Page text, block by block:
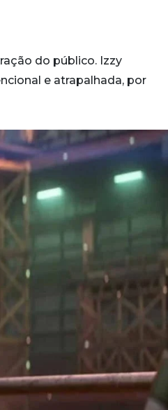
do público. Izzy
e atrapalhada, por